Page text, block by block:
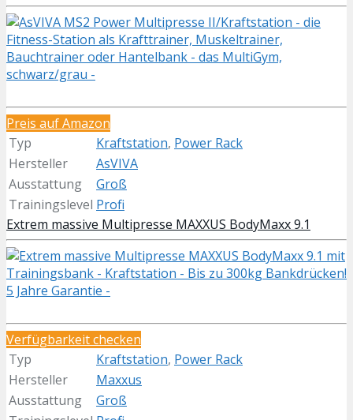
Preis auf Amazon
Typ
Kraftstation, Power Rack
Hersteller
AsVIVA
Ausstattung
Groß
Trainingslevel Profi
Extrem massive Multipresse MAXXUS BodyMaxx 9.1
Verfügbarkeit checken
Typ
Kraftstation, Power Rack
Hersteller
Maxxus
Ausstattung
Groß